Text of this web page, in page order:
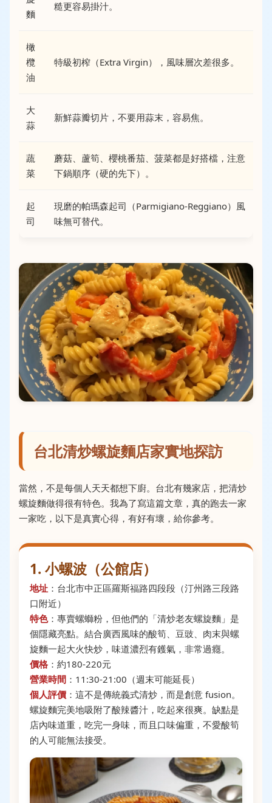
麵
糙更容易掛汁。
橄
欖
油
特級初榨（Extra Virgin），風味層次差很多。
大
蒜
新鮮蒜瓣切片，不要用蒜末，容易焦。
蔬
菜
蘑菇、蘆筍、櫻桃番茄、菠菜都是好搭檔，注意
下鍋順序（硬的先下）。
起
司
現磨的帕瑪森起司（Parmigiano-Reggiano）風
味無可替代。
台北清炒螺旋麵店家實地探訪
當然，不是每個人天天都想下廚。台北有幾家店，把清炒
螺旋麵做得很有特色。我為了寫這篇文章，真的跑去一家
一家吃，以下是真實心得，有好有壞，給你參考。
1. 小螺波（公館店）
地址 ：台北市中正區羅斯福路四段段（汀州路三段路
口附近）
特色：專賣螺螄粉，但他們的「清炒老友螺旋麵」是
個隱藏亮點。結合廣西風味的酸筍、豆豉、肉末與螺
旋麵一起大火快炒，味道濃烈有鑊氣，非常過癮。
價格：約180-220元
營業時間 ：11:30-21:00（週末可能延長）
個人評價 ：這不是傳統義式清炒，而是創意 fusion。
螺旋麵完美地吸附了酸辣醬汁，吃起來很爽。缺點是
店內味道重，吃完一身味，而且口味偏重，不愛酸筍
的人可能無法接受。